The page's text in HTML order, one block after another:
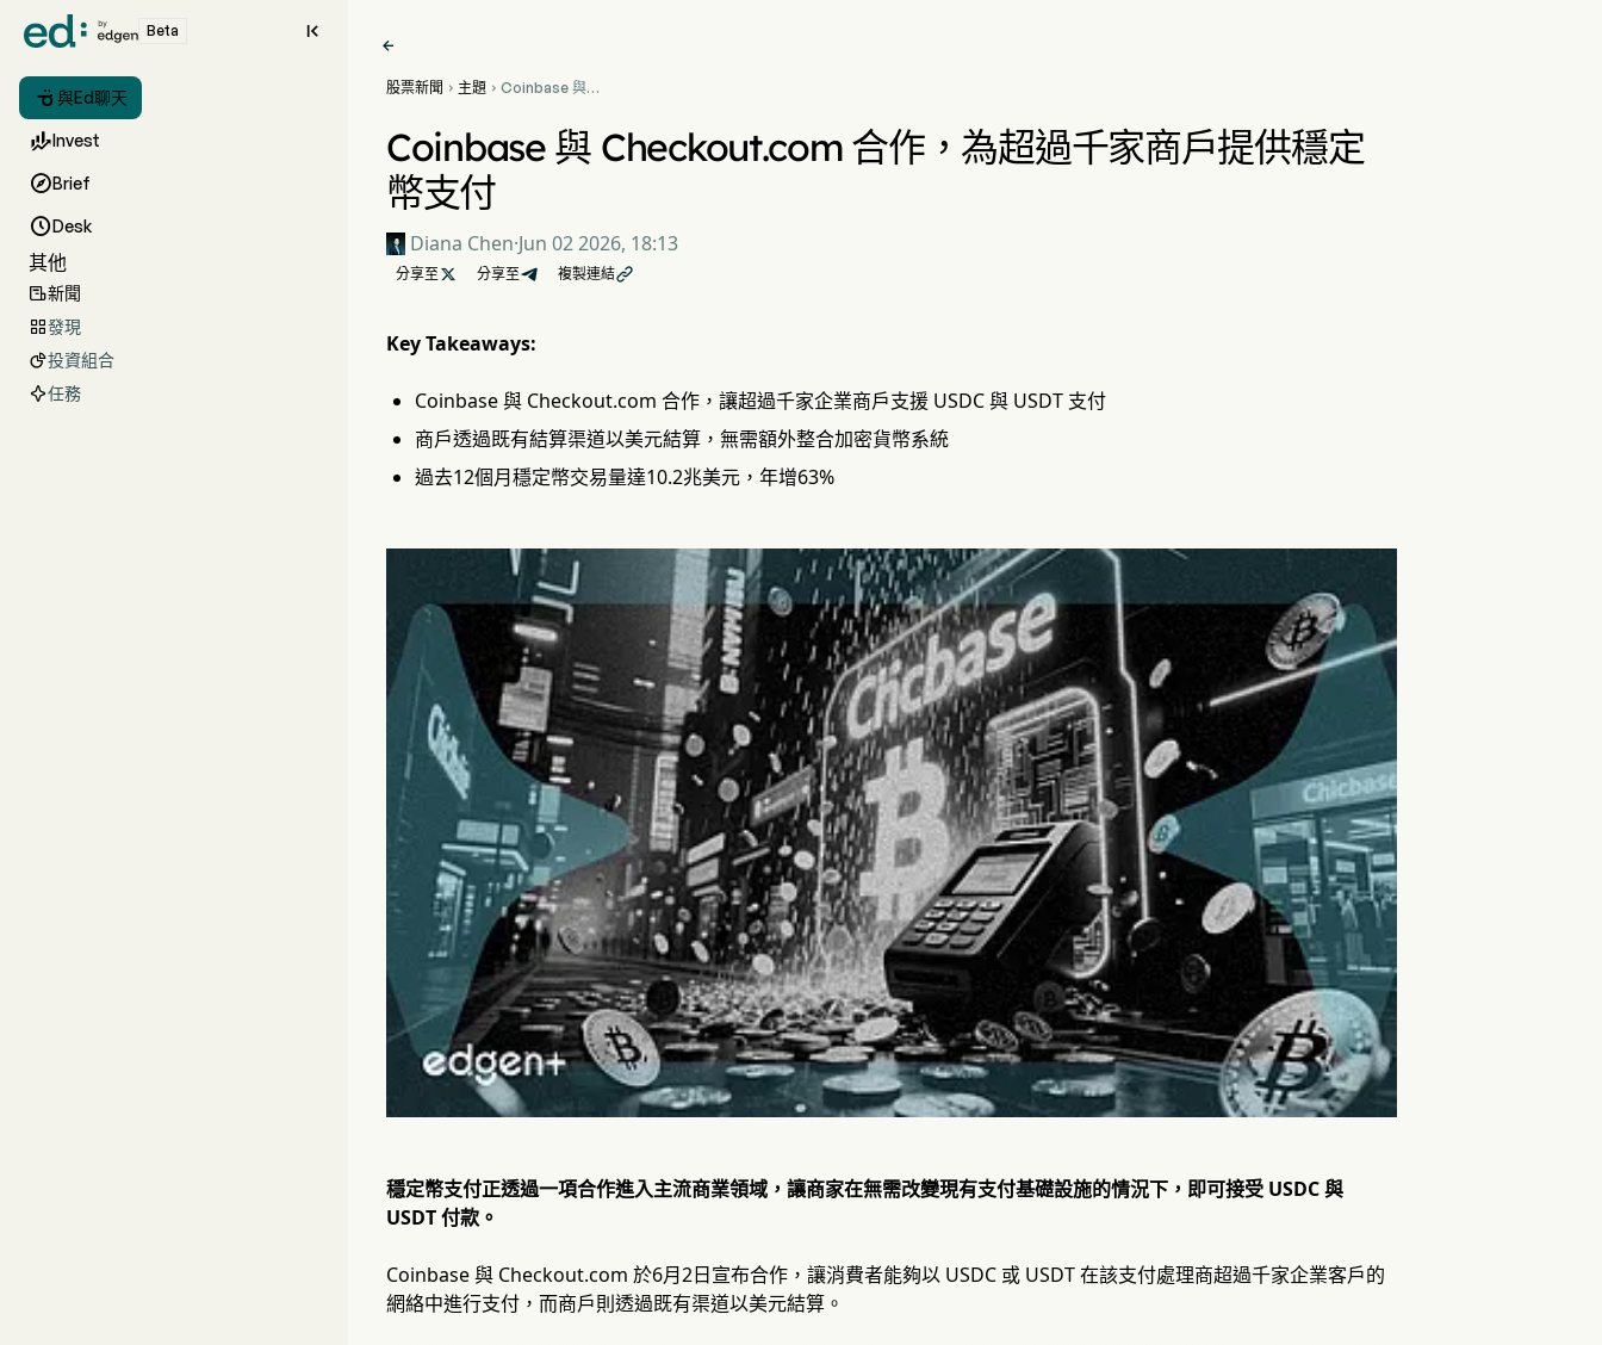
Beta 
 與Ed聊天
Invest
Brief
Desk
其他
新聞
發現
投資組合
任務

股票新聞  主題  Coinbase 與
過千家商戶提供穩定幣支付
Coinbase 與 Checkout.com 合作，為超過千家商戶提供穩定
幣支付
Diana Chen·Jun 02 2026, 18:13
分享至  分享至 複製連結
Key Takeaways:
Coinbase 與 Checkout.com 合作，讓超過千家企業商戶支援 USDC 與 USDT 支付
商戶透過既有結算渠道以美元結算，無需額外整合加密貨幣系統
過去12個月穩定幣交易量達10.2兆美元，年增63%
穩定幣支付正透過一項合作進入主流商業領域，讓商家在無需改變現有支付基礎設施的情況下，即可接受 USDC 與
USDT 付款。
Coinbase 與 Checkout.com 於6月2日宣布合作，讓消費者能夠以 USDC 或 USDT 在該支付處理商超過千家企業客戶的
網絡中進行支付，而商戶則透過既有渠道以美元結算。